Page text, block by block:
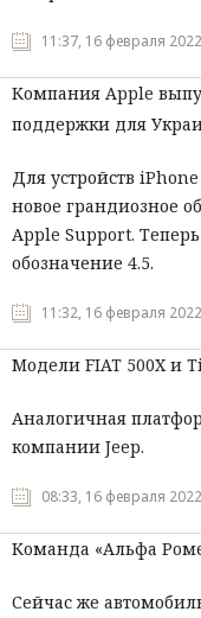
11:37, 16 февраля 2022
Компания Apple
поддержки для
Для устройств
новое грандиозное
Apple Support.
обозначение 4.5.
11:32, 16 февраля 2022
Модели FIAT 500X и
Аналогичная
компании Jeep.
08:33, 16 февраля 2022
Команда «Альфа
Сейчас же